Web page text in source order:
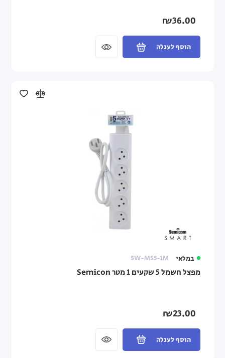
₪36.00
הוסף לעגלה
במלאי SW-MS5-1M
מפצל חשמל 5 שקעים 1 מטר Semicon
₪23.00
הוסף לעגלה